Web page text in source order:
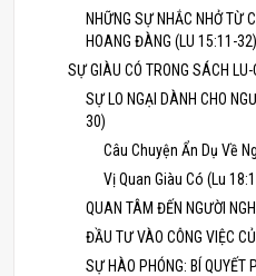
NHỮNG SỰ NHẮC NHỞ TỪ
HOANG ĐÀNG (LU 15:11-32)
SỰ GIÀU CÓ TRONG SÁCH LU-
SỰ LO NGẠI DÀNH CHO
30)
Câu Chuyện Ẩn Dụ Về
Vị Quan Giàu Có (Lu
QUAN TÂM ĐẾN NGƯỜI
ĐẦU TƯ VÀO CÔNG VIỆC
SỰ HÀO PHÓNG: BÍ QUYẾT